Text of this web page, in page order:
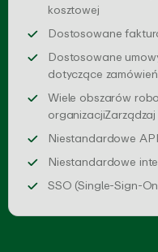
kosztowejUpewnij
Dostosowane
Dostosowane
dotyczące zamówień
Wiele obszarów
organizacjiZarządzaj
Niestandardowe
Niestandardowe
SSO (Single-Sign-On